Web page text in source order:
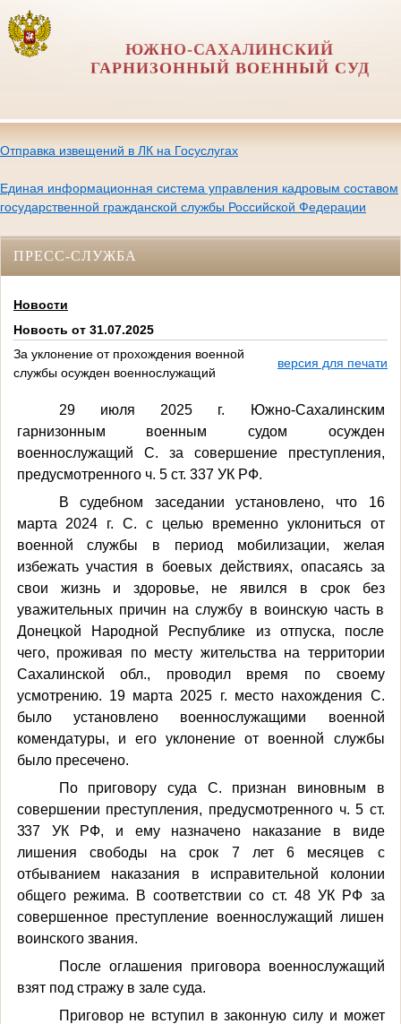
ЮЖНО-САХАЛИНСКИЙ
ГАРНИЗОННЫЙ ВОЕННЫЙ СУД
Отправка извещений в ЛК на Госуслугах
Единая информационная система управления кадровым составом
государственной гражданской службы Российской Федерации
ПРЕСС-СЛУЖБА
Новости
Новость от 31.07.2025
За уклонение от прохождения военной
службы осужден военнослужащий
версия для печати
29 июля 2025 г. Южно-Сахалинским
гарнизонным военным судом осужден
военнослужащий С. за совершение преступления,
предусмотренного ч. 5 ст. 337 УК РФ.
В судебном заседании установлено, что 16
марта 2024 г. С. с целью временно уклониться от
военной службы в период мобилизации, желая
избежать участия в боевых действиях, опасаясь за
свои жизнь и здоровье, не явился в срок без
уважительных причин на службу в воинскую часть в
Донецкой Народной Республике из отпуска, после
чего, проживая по месту жительства на территории
Сахалинской обл., проводил время по своему
усмотрению. 19 марта 2025 г. место нахождения С.
было установлено военнослужащими военной
комендатуры, и его уклонение от военной службы
было пресечено.
По приговору суда С. признан виновным в
совершении преступления, предусмотренного ч. 5 ст.
337 УК РФ, и ему назначено наказание в виде
лишения свободы на срок 7 лет 6 месяцев с
отбыванием наказания в исправительной колонии
общего режима. В соответствии со ст. 48 УК РФ за
совершенное преступление военнослужащий лишен
воинского звания.
После оглашения приговора военнослужащий
взят под стражу в зале суда.
Приговор не вступил в законную силу и может